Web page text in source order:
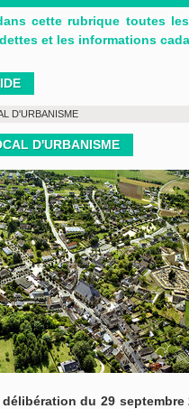
cette rubrique toutes
et les informations
D'URBANISME
D'URBANISME
délibération du 29 septembre